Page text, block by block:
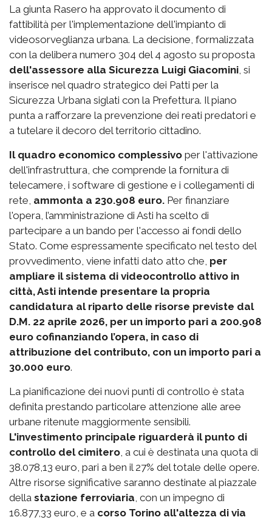
La giunta Rasero ha approvato il documento di
fattibilità per l'implementazione dell'impianto di
videosorveglianza urbana. La decisione, formalizzata
con la delibera numero 304 del 4 agosto su proposta
dell'assessore alla Sicurezza Luigi Giacomini, si
inserisce nel quadro strategico dei Patti per la
Sicurezza Urbana siglati con la Prefettura. Il piano
punta a rafforzare la prevenzione dei reati predatori e
a tutelare il decoro del territorio cittadino.
Il quadro economico complessivo per l'attivazione
dell'infrastruttura, che comprende la fornitura di
telecamere, i software di gestione e i collegamenti di
rete, ammonta a 230.908 euro. Per finanziare
l'opera, l’amministrazione di Asti ha scelto di
partecipare a un bando per l'accesso ai fondi dello
Stato. Come espressamente specificato nel testo del
provvedimento, viene infatti dato atto che, per
ampliare il sistema di videocontrollo attivo in
città, Asti intende presentare la propria
candidatura al riparto delle risorse previste dal
D.M. 22 aprile 2026, per un importo pari a 200.908
euro cofinanziando l’opera, in caso di
attribuzione del contributo, con un importo pari a
30.000 euro.
La pianificazione dei nuovi punti di controllo è stata
definita prestando particolare attenzione alle aree
urbane ritenute maggiormente sensibili.
L'investimento principale riguarderà il punto di
controllo del cimitero, a cui è destinata una quota di
38.078,13 euro, pari a ben il 27% del totale delle opere.
Altre risorse significative saranno destinate al piazzale
della stazione ferroviaria, con un impegno di
16.877,33 euro, e a corso Torino all'altezza di via